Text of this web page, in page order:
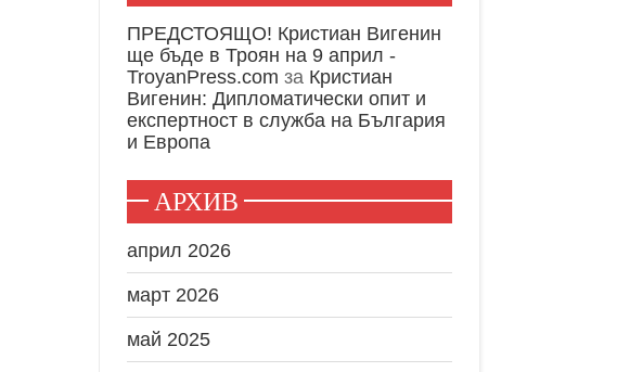
ПРЕДСТОЯЩО! Кристиан Вигенин
ще бъде в Троян на 9 април -
TroyanPress.com за Кристиан
Вигенин: Дипломатически опит и
експертност в служба на България
и Европа
АРХИВ
април 2026
март 2026
май 2025